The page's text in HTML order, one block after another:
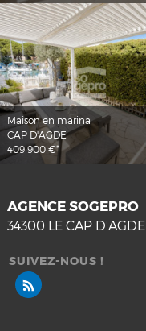
Maison en marina
CAP D'AGDE
409 900 €*
AGENCE SOGEPRO
34300 LE CAP D'AGDE
SUIVEZ-NOUS !